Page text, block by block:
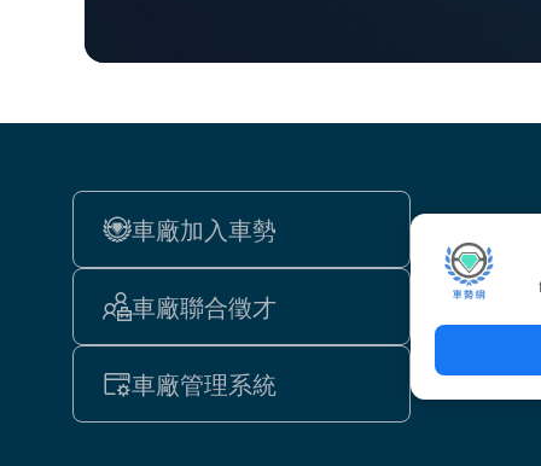
車廠加入車勢
車廠聯合徵才
車廠管理系統